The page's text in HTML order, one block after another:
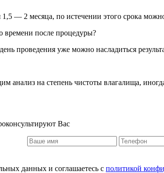
— 2 месяца, по истечении этого срока
времени после процедуры?
проведения уже можно насладиться
анализ на степень чистоты влагалища,
Вас
данных и соглашаетесь c политикой